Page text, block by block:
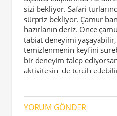
sizi bekliyor. Safari
sürpriz bekliyor. Çamur
hazırlanın deriz. Önce
tabiat deneyimi
temizlenmenin keyfini
bir deneyim talep
aktivitesini de tercih
YORUM GÖNDER